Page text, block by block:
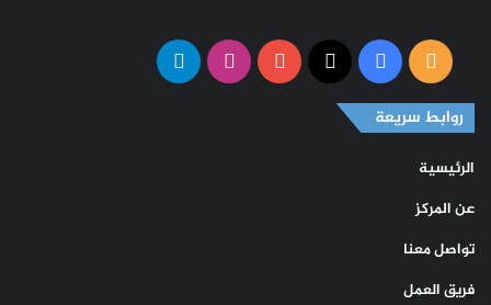
ملخص
الموقع
فيسبوك
‫X
‫YouTubeانستقرامتيلقرام
روابط سريعة
الرئيسية
عن المركز
تواصل معنا
فريق العمل